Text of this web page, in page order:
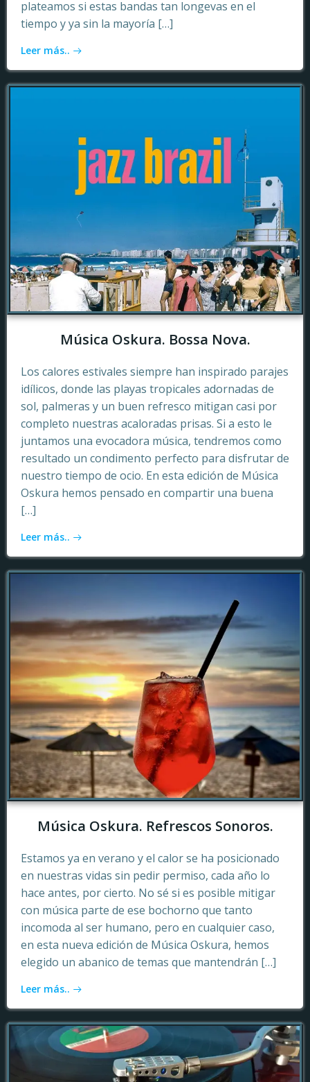
plateamos si estas bandas tan longevas en el
tiempo y ya sin la mayoría […]
Leer más..
Música Oskura. Bossa Nova.
Los calores estivales siempre han inspirado parajes
idílicos, donde las playas tropicales adornadas de
sol, palmeras y un buen refresco mitigan casi por
completo nuestras acaloradas prisas. Si a esto le
juntamos una evocadora música, tendremos como
resultado un condimento perfecto para disfrutar de
nuestro tiempo de ocio. En esta edición de Música
Oskura hemos pensado en compartir una buena
[…]
Leer más..
Música Oskura. Refrescos Sonoros.
Estamos ya en verano y el calor se ha posicionado
en nuestras vidas sin pedir permiso, cada año lo
hace antes, por cierto. No sé si es posible mitigar
con música parte de ese bochorno que tanto
incomoda al ser humano, pero en cualquier caso,
en esta nueva edición de Música Oskura, hemos
elegido un abanico de temas que mantendrán […]
Leer más..